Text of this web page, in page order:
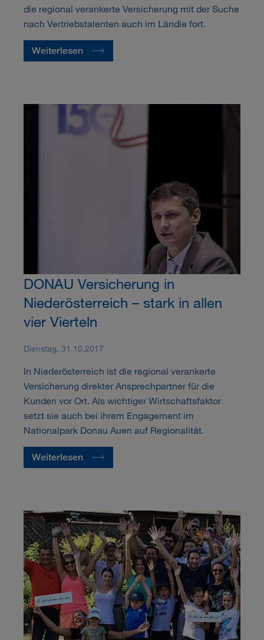
die regional verankerte Versicherung mit der Suche
nach Vertriebstalenten auch im Ländle fort.
Weiterlesen
DONAU Versicherung in
Niederösterreich – stark in allen
vier Vierteln
Dienstag, 31.10.2017
In Niederösterreich ist die regional verankerte
Versicherung direkter Ansprechpartner für die
Kunden vor Ort. Als wichtiger Wirtschaftsfaktor
setzt sie auch bei ihrem Engagement im
Nationalpark Donau Auen auf Regionalität.
Weiterlesen